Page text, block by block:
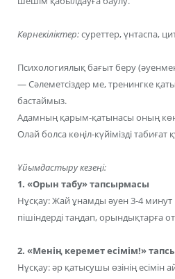
Көрнекіліктер:суреттер, үнтаспа,
Психологиялық бағыт беру
— Сәлеметсіздер ме, тренингке
бастаймыз.
Адамның қарым-қатынасы оның
Олай болса көңіл-күйімізді
Ұйымдастыру кезеңі:
1. «Орын табу» тапсырмасы
Нұсқау: Жай ұнамды әуен 3-4
пішіндерді таңдап, орындықтарға
2. «Менің керемет есімім!»
Нұсқау: әр қатысушы өзінің есімін